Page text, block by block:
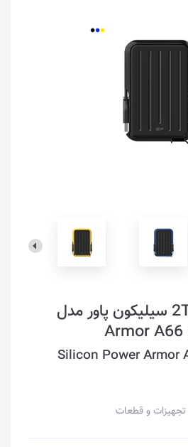
هارد اکسترنال 2TB سیلیکون پاور مدل
Armor A66
Silicon Power Armor
تجهیزات و قطعات